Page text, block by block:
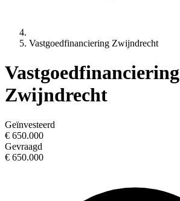
Vastgoedfinanciering Zwijndrecht
Vastgoedfinanciering
Zwijndrecht
Geïnvesteerd
€ 650.000
Gevraagd
€ 650.000